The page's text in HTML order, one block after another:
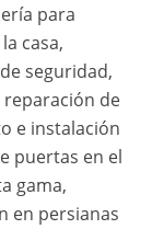
para
casa,
seguridad,
de
e instalación
puertas en el
gama,
en persianas